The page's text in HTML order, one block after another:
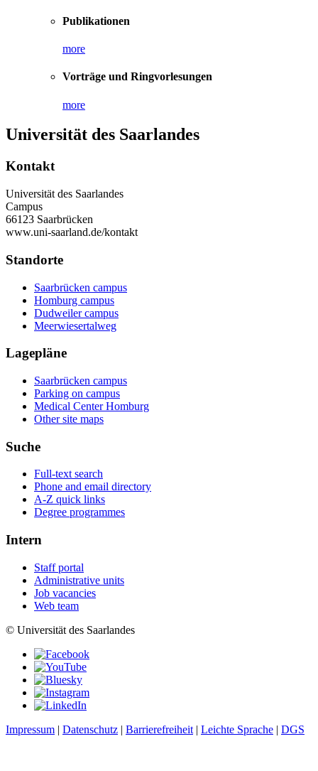
Publikationen
more
Vorträge und Ringvorlesungen
more
Universität des Saarlandes
Kontakt
Universität des Saarlandes
Campus
66123 Saarbrücken
www.uni-saarland.de/kontakt
Standorte
Saarbrücken campus
Homburg campus
Dudweiler campus
Meerwiesertalweg
Lagepläne
Saarbrücken campus
Parking on campus
Medical Center Homburg
Other site maps
Suche
Full-text search
Phone and email directory
A-Z quick links
Degree programmes
Intern
Staff portal
Administrative units
Job vacancies
Web team
© Universität des Saarlandes
Impressum | Datenschutz | Barrierefreiheit | Leichte Sprache | DGS